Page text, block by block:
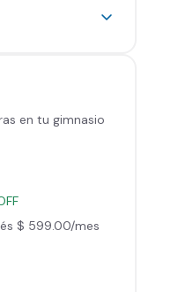
+ 2.000
plan de
en
áreas de peso
en tu gimnasio
$ 599.00/mes